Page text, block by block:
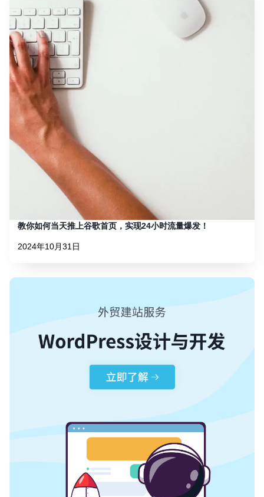
教你如何当天推上谷歌首页，实现24小时流量爆发！
2024年10月31日